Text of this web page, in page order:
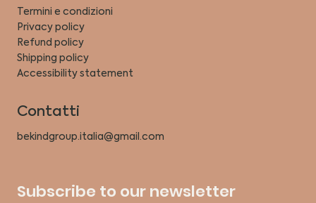
Termini e condizioni
Privacy policy
Refund policy
Shipping policy
Accessibility statement
Contatti
bekindgroup.italia@gmail.com
Subscribe to our newsletter